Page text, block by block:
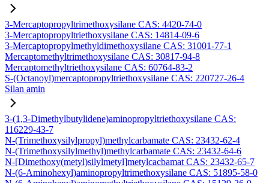
3-Mercaptopropyltrimethoxysilane CAS: 4420-74-0
3-Mercaptopropyltriethoxysilane CAS: 14814-09-6
3-Mercaptopropylmethyldimethoxysilane CAS: 31001-77-1
Mercaptomethyltrimethoxysilane CAS: 30817-94-8
Mercaptomethyltriethoxysilane CAS: 60764-83-2
S-(Octanoyl)mercaptopropyltriethoxysilane CAS: 220727-26-4
Silan amin
3-(1,3-Dimethylbutylidene)aminopropyltriethoxysilane CAS:
116229-43-7
N-(Trimethoxysilylpropyl)methylcarbamate CAS: 23432-62-4
N-(Trimethoxysilylmethyl)methylcarbamate CAS: 23432-64-6
N-[Dimethoxy(metyl)silylmetyl]metylcacbamat CAS: 23432-65-7
N-(6-Aminohexyl)aminopropyltrimethoxysilane CAS: 51895-58-0